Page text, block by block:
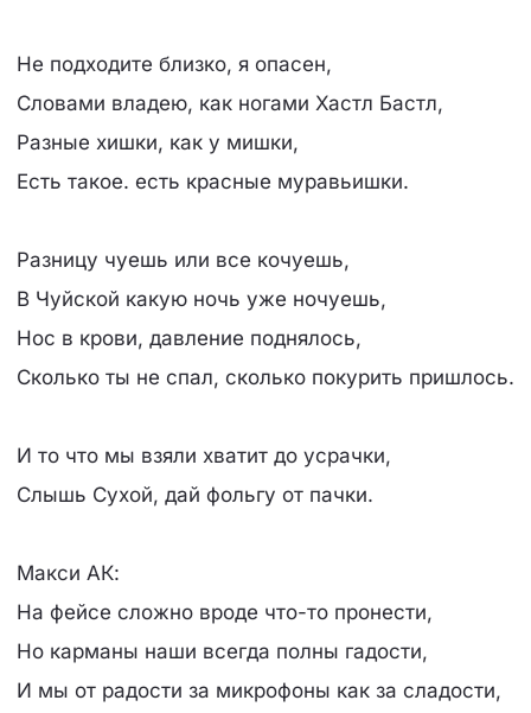
Не подходите близко, я опасен,
Словами владею, как ногами Хастл Бастл,
Разные хишки, как у мишки,
Есть такое. есть красные муравьишки.
Разницу чуешь или все кочуешь,
В Чуйской какую ночь уже ночуешь,
Нос в крови, давление поднялось,
Сколько ты не спал, сколько покурить пришлось.
И то что мы взяли хватит до усрачки,
Слышь Сухой, дай фольгу от пачки.
Макси АК:
На фейсе сложно вроде что-то пронести,
Но карманы наши всегда полны гадости,
И мы от радости за микрофоны как за сладости,